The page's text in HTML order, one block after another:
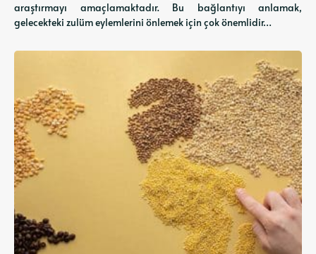
araştırmayı amaçlamaktadır. Bu bağlantıyı anlamak,
gelecekteki zulüm eylemlerini önlemek için çok önemlidir…